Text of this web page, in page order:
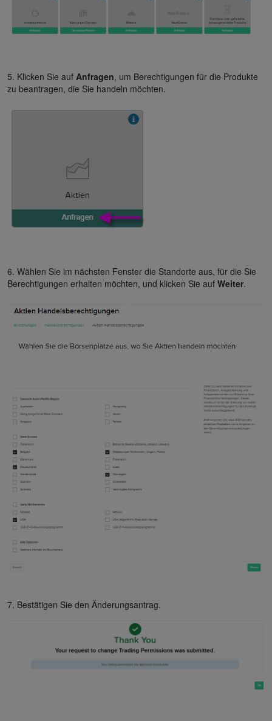
5. Klicken Sie auf Anfragen, um Berechtigungen für die Produkte
zu beantragen, die Sie handeln möchten.
6. Wählen Sie im nächsten Fenster die Standorte aus, für die Sie
Berechtigungen erhalten möchten, und klicken Sie auf Weiter.
7. Bestätigen Sie den Änderungsantrag.